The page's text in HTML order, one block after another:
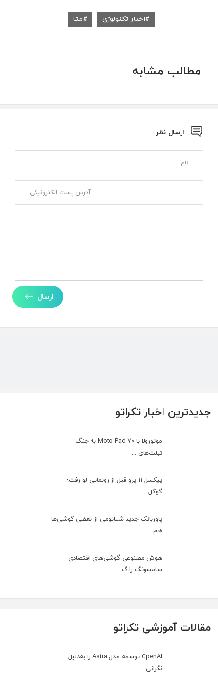
جدیدترین اخبار تکراتو
موتورولا با Moto Pad 70 به جنگ
تبلت‌های ...
پیکسل ۱۱ پرو قبل از رونمایی لو رفت؛
گوگل...
پاوربانک جدید شیائومی از بعضی گوشی‌ها
هم...
هوش مصنوعی گوشی‌های اقتصادی
سامسونگ را گ...
اخبار تکنولوژی متا
مطالب مشابه
ارسال نظر
ارسال
مقالات آموزشی تکراتو
OpenAI توسعه مدل Astra را به‌دلیل
نگرانی...